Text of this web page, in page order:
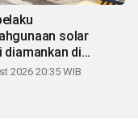
solar
diamankan di
2026 20:35 WIB